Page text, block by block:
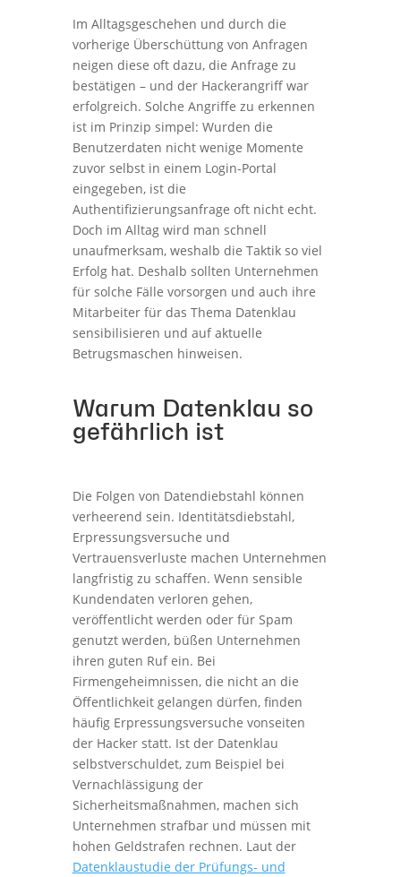
Im Alltagsgeschehen und durch die
vorherige Überschüttung von Anfragen
neigen diese oft dazu, die Anfrage zu
bestätigen – und der Hackerangriff war
erfolgreich. Solche Angriffe zu erkennen
ist im Prinzip simpel: Wurden die
Benutzerdaten nicht wenige Momente
zuvor selbst in einem Login-Portal
eingegeben, ist die
Authentifizierungsanfrage oft nicht echt.
Doch im Alltag wird man schnell
unaufmerksam, weshalb die Taktik so viel
Erfolg hat. Deshalb sollten Unternehmen
für solche Fälle vorsorgen und auch ihre
Mitarbeiter für das Thema Datenklau
sensibilisieren und auf aktuelle
Betrugsmaschen hinweisen.
Warum Datenklau so
gefährlich ist
Die Folgen von Datendiebstahl können
verheerend sein. Identitätsdiebstahl,
Erpressungsversuche und
Vertrauensverluste machen Unternehmen
langfristig zu schaffen. Wenn sensible
Kundendaten verloren gehen,
veröffentlicht werden oder für Spam
genutzt werden, büßen Unternehmen
ihren guten Ruf ein. Bei
Firmengeheimnissen, die nicht an die
Öffentlichkeit gelangen dürfen, finden
häufig Erpressungsversuche vonseiten
der Hacker statt. Ist der Datenklau
selbstverschuldet, zum Beispiel bei
Vernachlässigung der
Sicherheitsmaßnahmen, machen sich
Unternehmen strafbar und müssen mit
hohen Geldstrafen rechnen. Laut der
Datenklaustudie der Prüfungs- und